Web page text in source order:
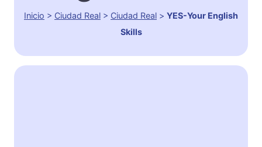
Inicio > Ciudad Real > Ciudad Real > YES-Your English
Skills